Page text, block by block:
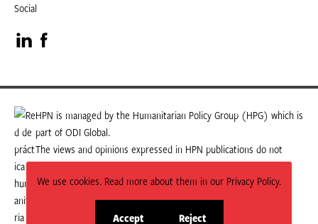
We use cookies. Read more about them in our Privacy Policy.
Accept Reject
Social
Visit
our
LinkedIn
page
Visit
our
Facebook
page
HPN is managed by the Humanitarian Policy Group (HPG) which is
part of ODI Global.
The views and opinions expressed in HPN publications do not
necessarily state or reflect those of HPG or ODI Global.